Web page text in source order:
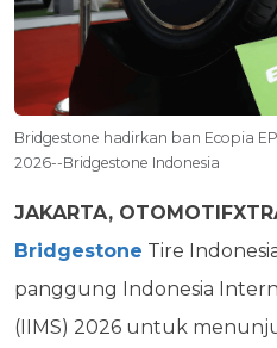
Bridgestone hadirkan ban Ecopia
2026--Bridgestone Indonesia
JAKARTA,
Bridgestone Tire
panggung Indonesia
(IIMS) 2026 untuk